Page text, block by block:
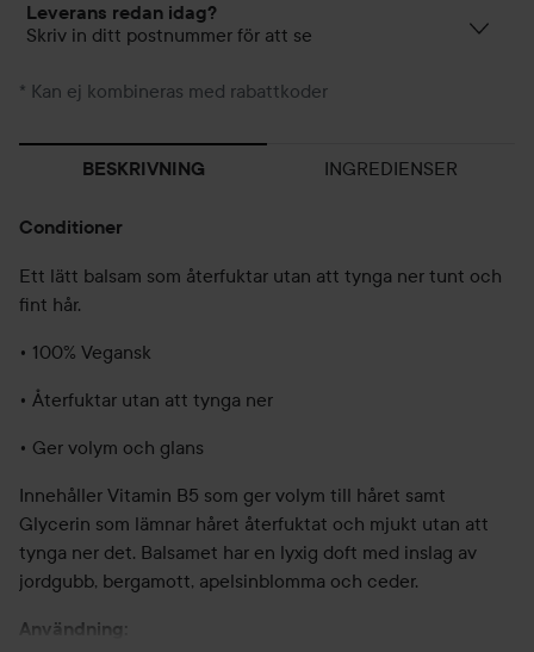
Leverans redan idag?
Skriv in ditt postnummer för att se
* Kan ej kombineras med rabattkoder
BESKRIVNING INGREDIENSER
Conditioner
Ett lätt balsam som återfuktar utan att tynga ner tunt och
fint hår.
• 100% Vegansk
• Återfuktar utan att tynga ner
• Ger volym och glans
Innehåller Vitamin B5 som ger volym till håret samt
Glycerin som lämnar håret återfuktat och mjukt utan att
tynga ner det. Balsamet har en lyxig doft med inslag av
jordgubb, bergamott, apelsinblomma och ceder.
Användning: